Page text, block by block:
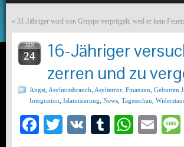
« 31-Jähriger wird von Gruppe verprügelt, weil er kein
JAN
24
16-Jähriger
zerren und zu
Angst Asylmissbrauch Asylterror Finanzen Geburten
Integration Islamisierung News Tagesschau
Facebook
Twitter
VK Tumblr